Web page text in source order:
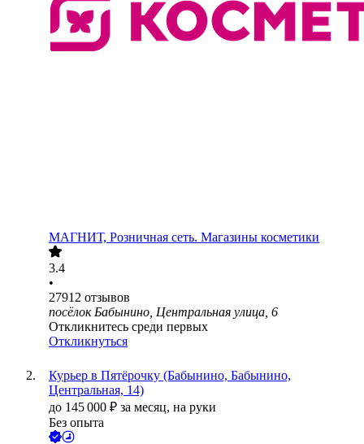
МАГНИТ, Розничная сеть. Магазины косметики
3.4
•
27912 отзывов
посёлок Бабынино, Центральная улица, 6
Откликнитесь среди первых
Откликнуться
Курьер в Пятёрочку (Бабынино, Бабынино,
Центральная, 14)
до 145 000 ₽ за месяц, на руки
Без опыта